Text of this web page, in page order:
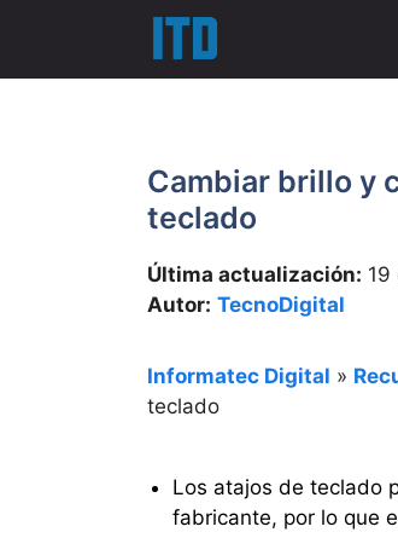
contenido
Cambiar brillo y
teclado
Última actualización: 19
Autor: TecnoDigital
Informatec Digital »
teclado
Los atajos de teclado
fabricante, por lo que